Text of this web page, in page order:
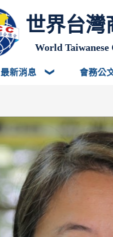
世界台灣
World Taiwanese
最新消息 會務公